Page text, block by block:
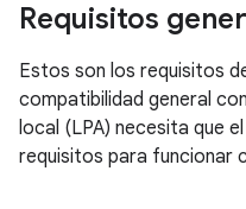
Requisitos
Estos son los requisitos
compatibilidad general
local (LPA) necesita que
requisitos para funcionar